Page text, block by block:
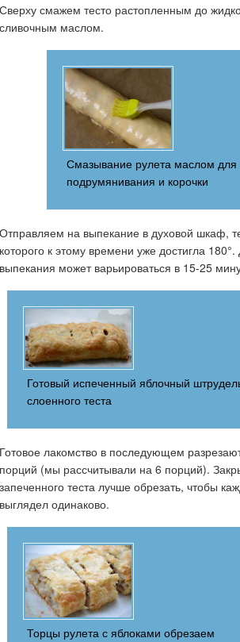
Сверху смажем тесто растопленным до
сливочным маслом.
Смазывание рулета маслом для
подрумянивания и корочки
Отправляем на выпекание в духовой шкаф,
которого к этому времени уже достигла 180°.
выпекания может варьироваться в 15-25
Готовый испеченный яблочный
слоенного теста
Готовое лакомство в последующем
порций (мы рассчитывали на 6 порций).
запеченного теста лучше обрезать, чтобы
выглядел одинаково.
Торцы рулета с яблоками обрезаем